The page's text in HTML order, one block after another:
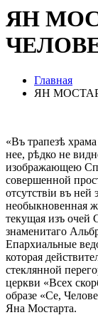
ЯН
Главная
ЯН
«Въ трапезѣ
нее, рѣдко не
изображающею
совершенной
отсутствіи въ ней
необыкновенная
текущая изъ очей
знаменитаго
Епархиальные
которая
стеклянной
церкви «Всех
образе «Се,
Яна Мостарта.